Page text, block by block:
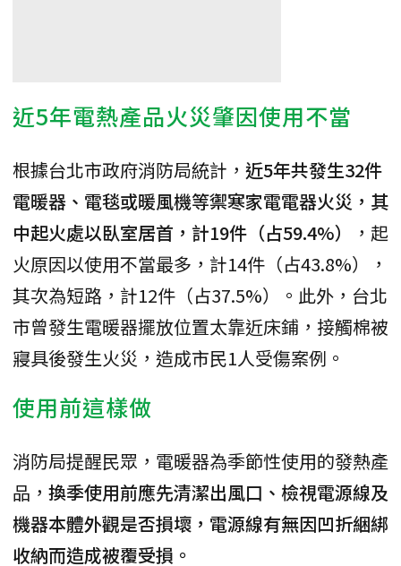
近5年電熱產品火災肇因使用不當
根據台北市政府消防局統計， 近5年共發生32件
電暖器、電毯或暖風機等禦寒家電電器火災，其
中起火處以臥室居首，計19件（占59.4%）
，起
火原因以使用不當最多，計14件（占43.8%），
其次為短路，計12件（占37.5%）。此外，台北
市曾發生電暖器擺放位置太靠近床鋪，接觸棉被
寢具後發生火災，造成市民1人受傷案例。
使用前這樣做
消防局提醒民眾，電暖器為季節性使用的發熱產
品， 換季使用前應先清潔出風口、檢視電源線及
機器本體外觀是否損壞，電源線有無因凹折綑綁
收納而造成被覆受損。